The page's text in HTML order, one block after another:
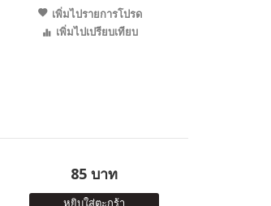
เพิ่มไปรายการโปรด
เพิ่มไปเปรียบเทียบ
85 บาท
หยิบใส่ตะกร้า